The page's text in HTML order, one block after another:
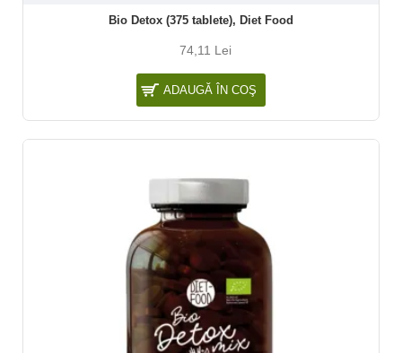
Bio Detox (375 tablete), Diet Food
74,11 Lei
ADAUGĂ ÎN COŞ